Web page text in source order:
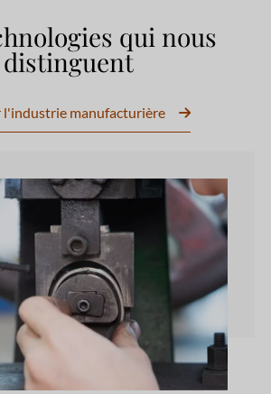
qui nous
distinguent
l'industrie manufacturière